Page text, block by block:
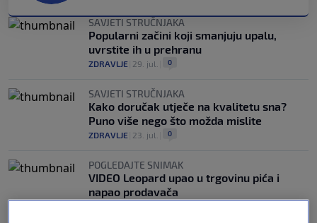
SAVJETI STRUČNJAKA
Popularni začini koji smanjuju upalu,
uvrstite ih u prehranu
ZDRAVLJE 29. jul. 0
SAVJETI STRUČNJAKA
Kako doručak utječe na kvalitetu sna?
Puno više nego što možda mislite
ZDRAVLJE 23. jul. 0
POGLEDAJTE SNIMAK
VIDEO Leopard upao u trgovinu pića i
napao prodavača